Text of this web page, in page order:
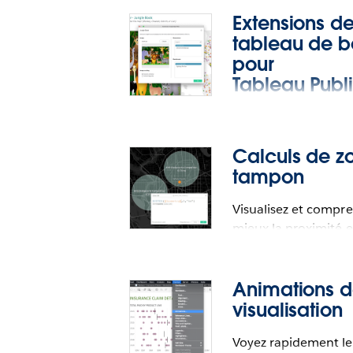
Extensions
tableau de
pour
Tableau
Extensions de
tableau de
bord pour
Paramètres
dynamiques
Vous n’avez plus besoin de republier
Volet
sur mesure
pour
Calculs de
tampon
Visualisez et
mieux la proximité
Animations
visualisation
Voyez rapidement